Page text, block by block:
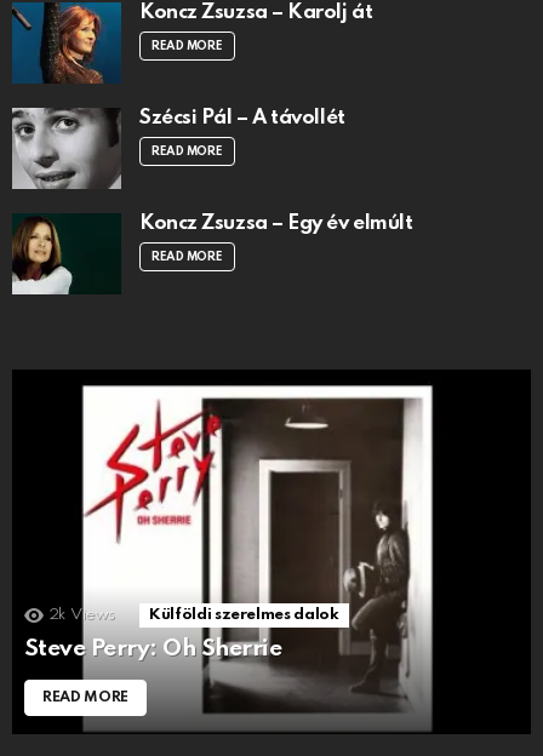
Koncz Zsuzsa – Karolj át
READ MORE
Szécsi Pál – A távollét
READ MORE
Koncz Zsuzsa – Egy év elmúlt
READ MORE
2k Views Külföldi szerelmes dalok
Steve Perry: Oh Sherrie
READ MORE